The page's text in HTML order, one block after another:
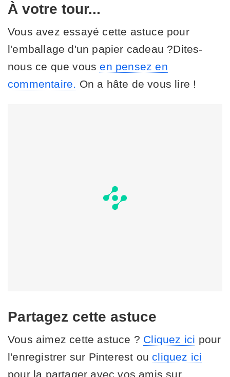
À votre tour...
Vous avez essayé cette astuce pour
l'emballage d'un papier cadeau ?Dites-
nous ce que vous en pensez en
commentaire.
On a hâte de vous lire !
Partagez cette astuce
Vous aimez cette astuce ? Cliquez ici pour
l'enregistrer sur Pinterest ou cliquez ici
pour la partager avec vos amis sur